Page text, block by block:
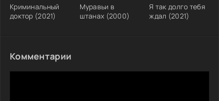
Криминальный
доктор (2021)
Муравьи в
штанах (2000)
Я так долго тебя
ждал (2021)
Комментарии